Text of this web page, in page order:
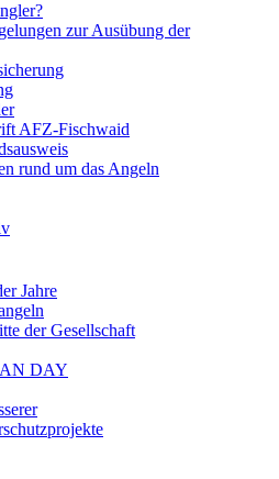
zur Ausübung der
AFZ-Fischwaid
rund um das Angeln
Jahre
der Gesellschaft
DAY